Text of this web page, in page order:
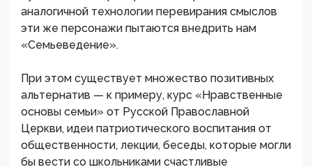
аналогичной технологии перевирания смыслов
эти же персонажи пытаются внедрить нам
«Семьеведение».
При этом существует множество позитивных
альтернатив — к примеру, курс «Нравственные
основы семьи» от Русской Православной
Церкви, идеи патриотического воспитания от
общественности, лекции, беседы, которые могли
бы вести со школьниками счастливые